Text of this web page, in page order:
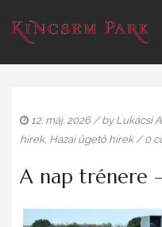
12. máj. 2026/ by Lukácsi
hírek, Hazai ügető hírek/0
A nap trénere